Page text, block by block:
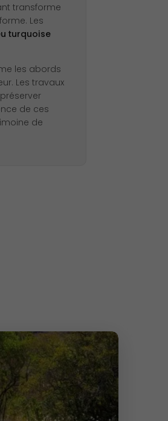
transforme
Les
turquoise
les abords
Les travaux
de ces
de